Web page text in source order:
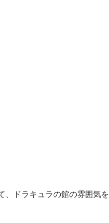
、ドラキュラの館の雰囲気を